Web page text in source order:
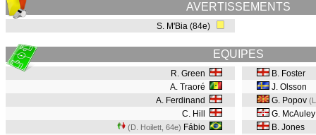
AVERTISSEMENTS
S. M'Bia (84e)
EQUIPES
R. Green
A. Traoré
A. Ferdinand
C. Hill
(D. Hoilett, 64e) Fábio
B. Foster
J. Olsson
G. Popov
G. McAuley
B. Jones